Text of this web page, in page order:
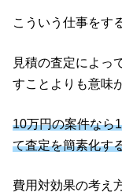
こういう仕事をす
見積の査定によっ
すことよりも意味
10万円の案件なら
て査定を簡素化す
費用対効果の考え